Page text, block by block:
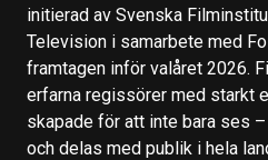
initierad av Svenska
Television i samarbete med
framtagen inför valåret 2026.
erfarna regissörer med starkt
skapade för att inte bara ses
och delas med publik i hela